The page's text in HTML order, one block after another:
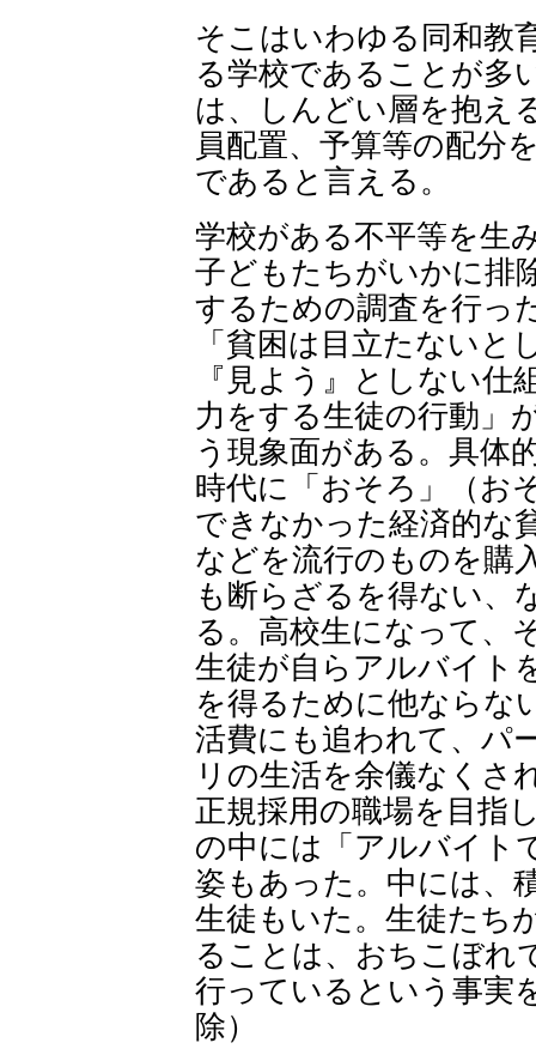
そこはいわゆる同和教
る学校であることが多
は、しんどい層を抱え
員配置、予算等の配分
であると言える。
学校がある不平等を生
子どもたちがいかに排
するための調査を行っ
「貧困は目立たないと
『見よう』としない仕
力をする生徒の行動」
う現象面がある。具体
時代に「おそろ」（お
できなかった経済的な
などを流行のものを購
も断らざるを得ない、
る。高校生になって、
生徒が自らアルバイト
を得るために他ならな
活費にも追われて 、パ
リの生活を余儀なくさ
正規採用の職場を目指
の中には「アルバイト
姿もあった。中には、
生徒もいた。生徒たち
ることは、おちこぼれ
行っているという事実
除）